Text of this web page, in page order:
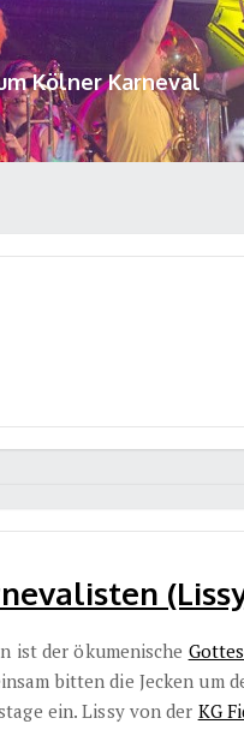
Kölner Karneval
ist der ökumenische
bitten die Jecken um
ein. Lissy von der KG